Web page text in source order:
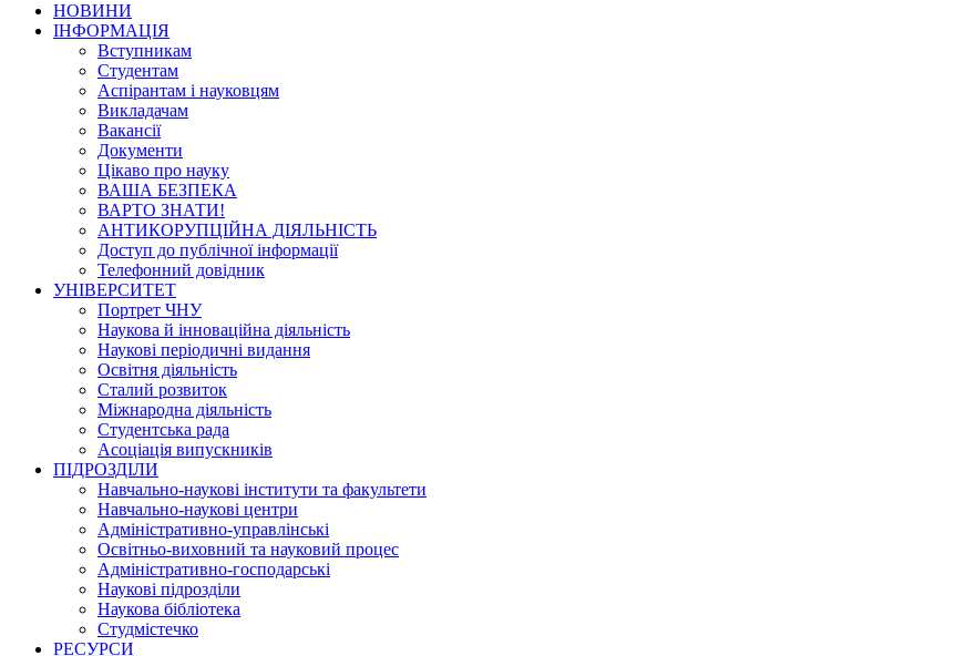
НОВИНИ
ІНФОРМАЦІЯ
Вступникам
Студентам
Аспірантам і науковцям
Викладачам
Вакансії
Документи
Цікаво про науку
ВАША БЕЗПЕКА
ВАРТО ЗНАТИ!
АНТИКОРУПЦІЙНА ДІЯЛЬНІСТЬ
Доступ до публічної інформації
Телефонний довідник
УНІВЕРСИТЕТ
Портрет ЧНУ
Наукова й інноваційна діяльність
Наукові періодичні видання
Освітня діяльність
Сталий розвиток
Міжнародна діяльність
Студентська рада
Асоціація випускників
ПІДРОЗДІЛИ
Навчально-наукові інститути та факультети
Навчально-наукові центри
Адміністративно-управлінські
Освітньо-виховний та науковий процес
Адміністративно-господарські
Наукові підрозділи
Наукова бібліотека
Студмістечко
РЕСУРСИ